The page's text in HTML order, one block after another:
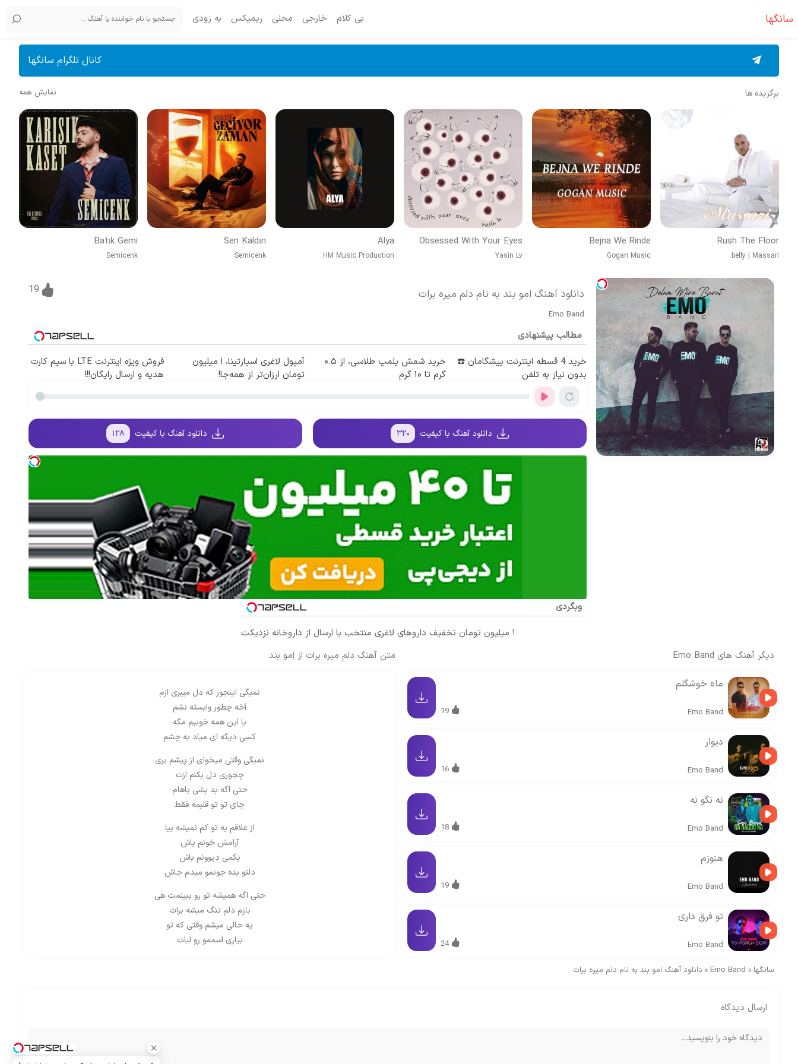
سانگها بی کلام خارجی محلی ریمیکس به زودی
کانال تلگرام سانگها
برگزیده ها نمایش همه
Rush The Floor
belly | Massari
Bejna We Rinde
Gogan Music
Obsessed With Your Eyes
Yasin Lv
Alya
HM Music Production
Sen Kaldın
Semicenk
Batık Gemi
Semicenk
دانلود آهنگ امو بند به نام دلم میره برات
Emo Band
19
مطالب پیشنهادی
خرید 4 قسطه اینترنت پیشگامان ☎️
بدون نیاز به تلفن
خرید شمش پلمپ طلاسی، از ۰.۵
گرم تا ۱۰ گرم
آمپول لاغری اسپارتینا، ا میلیون
تومان ارزان‌تر از همه‌جا!
فروش ویژه اینترنت LTE با سیم کارت
هدیه و ارسال رایگان!!!
دانلود آهنگ با کیفیت ۳۲۰ دانلود آهنگ با کیفیت ۱۲۸
وبگردی
۱ میلیون تومان تخفیف داروهای لاغری منتخب با ارسال از داروخانه نزدیکت
متن آهنگ دلم میره برات از اِمو بند
نمیگی اینجور که دل میبری ازم
آخه چطور وابسته نشم
با این همه خوبیم مگه
کسی دیگه ای میاد به چشم
نمیگی وقتی میخوای از پیشم بری
چجوری دل بکنم ازت
حتی اگه بد بشی باهام
جای تو تو قلبمه فقط
از علاقم به تو کم نمیشه بیا
آرامش خونم باش
یکمی دیوونم باش
دلتو بده جونمو میدم جاش
حتی اگه همیشه تو رو ببینمت هی
بازم دلم تنگ میشه برات
یه حالی میشم وقتی که تو
بیاری اسممو رو لبات
دیگر آهنگ های Emo Band
ماه خوشگلم
Emo Band
19
دیوار
Emo Band
16
نه نگو نه
Emo Band
18
هنوزم
Emo Band
19
تو فرق داری
Emo Band
24
سانگها »
Emo Band
» دانلود آهنگ امو بند به نام دلم میره برات
ارسال دیدگاه